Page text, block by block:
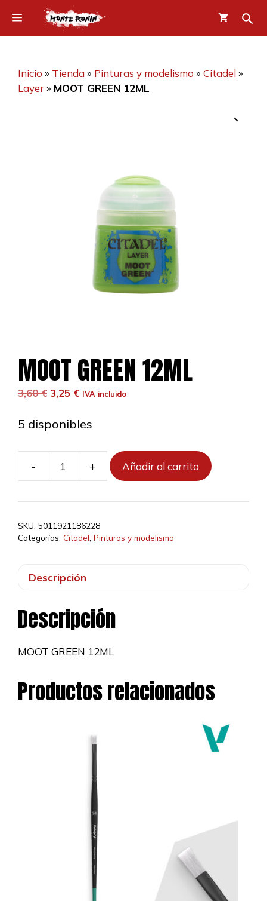
contenido
Menú
Inicio » Tienda» Pinturas y modelismo » Citadel»
Layer» MOOT GREEN 12ML
MOOT GREEN 12ML
3,60€ El
original
3,60 €.
3,25 €El
actual
3,25 €.
IVA incluido
5 disponibles
-
MOOT
12ML
+ Añadir al carrito
SKU: 5011921186228
Categorías: Citadel Pinturas y modelismo
Descripción
Descripción
MOOT GREEN 12ML
Productos relacionados